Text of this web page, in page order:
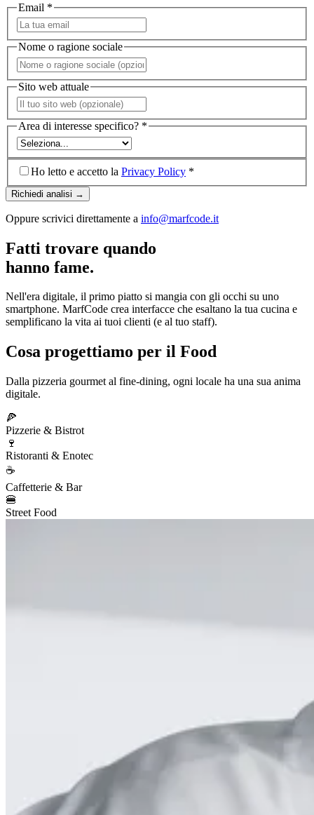
Email *
Nome o ragione sociale
Sito web attuale
Area di interesse specifico? *
Ho letto e accetto la Privacy Policy *
Richiedi analisi →
Oppure scrivici direttamente a info@marfcode.it
Fatti trovare quando
hanno fame.
Nell'era digitale, il primo piatto si mangia con gli occhi su uno
smartphone. MarfCode crea interfacce che esaltano la tua cucina e
semplificano la vita ai tuoi clienti (e al tuo staff).
Cosa progettiamo per il Food
Dalla pizzeria gourmet al fine-dining, ogni locale ha una sua anima
digitale.
🍕
Pizzerie & Bistrot
🍷
Ristoranti & Enotec
☕
Caffetterie & Bar
🍔
Street Food